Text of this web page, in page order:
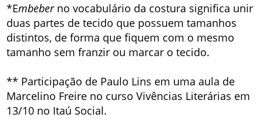
*Embeberno vocabulário da costura significa unir
duas partes de tecido que possuem tamanhos
distintos, de forma que fiquem com o mesmo
tamanho sem franzir ou marcar o tecido.
** Participação de Paulo Lins em uma aula de
Marcelino Freire no curso Vivências Literárias em
13/10 no Itaú Social.